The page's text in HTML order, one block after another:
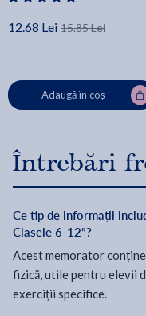
12.68 Lei 15.85 Lei
Adaugă în coș
Întrebări
Ce tip de informații
Clasele 6-12”?
Acest memorator
fizică, utile pentru elevii
exerciții specifice.